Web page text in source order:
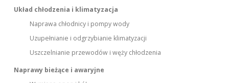
Układ chłodzenia i klimatyzacja
Naprawa chłodnicy i pompy wody
Uzupełnianie i odgrzybianie klimatyzacji
Uszczelnianie przewodów i węży chłodzenia
Naprawy bieżące i awaryjne